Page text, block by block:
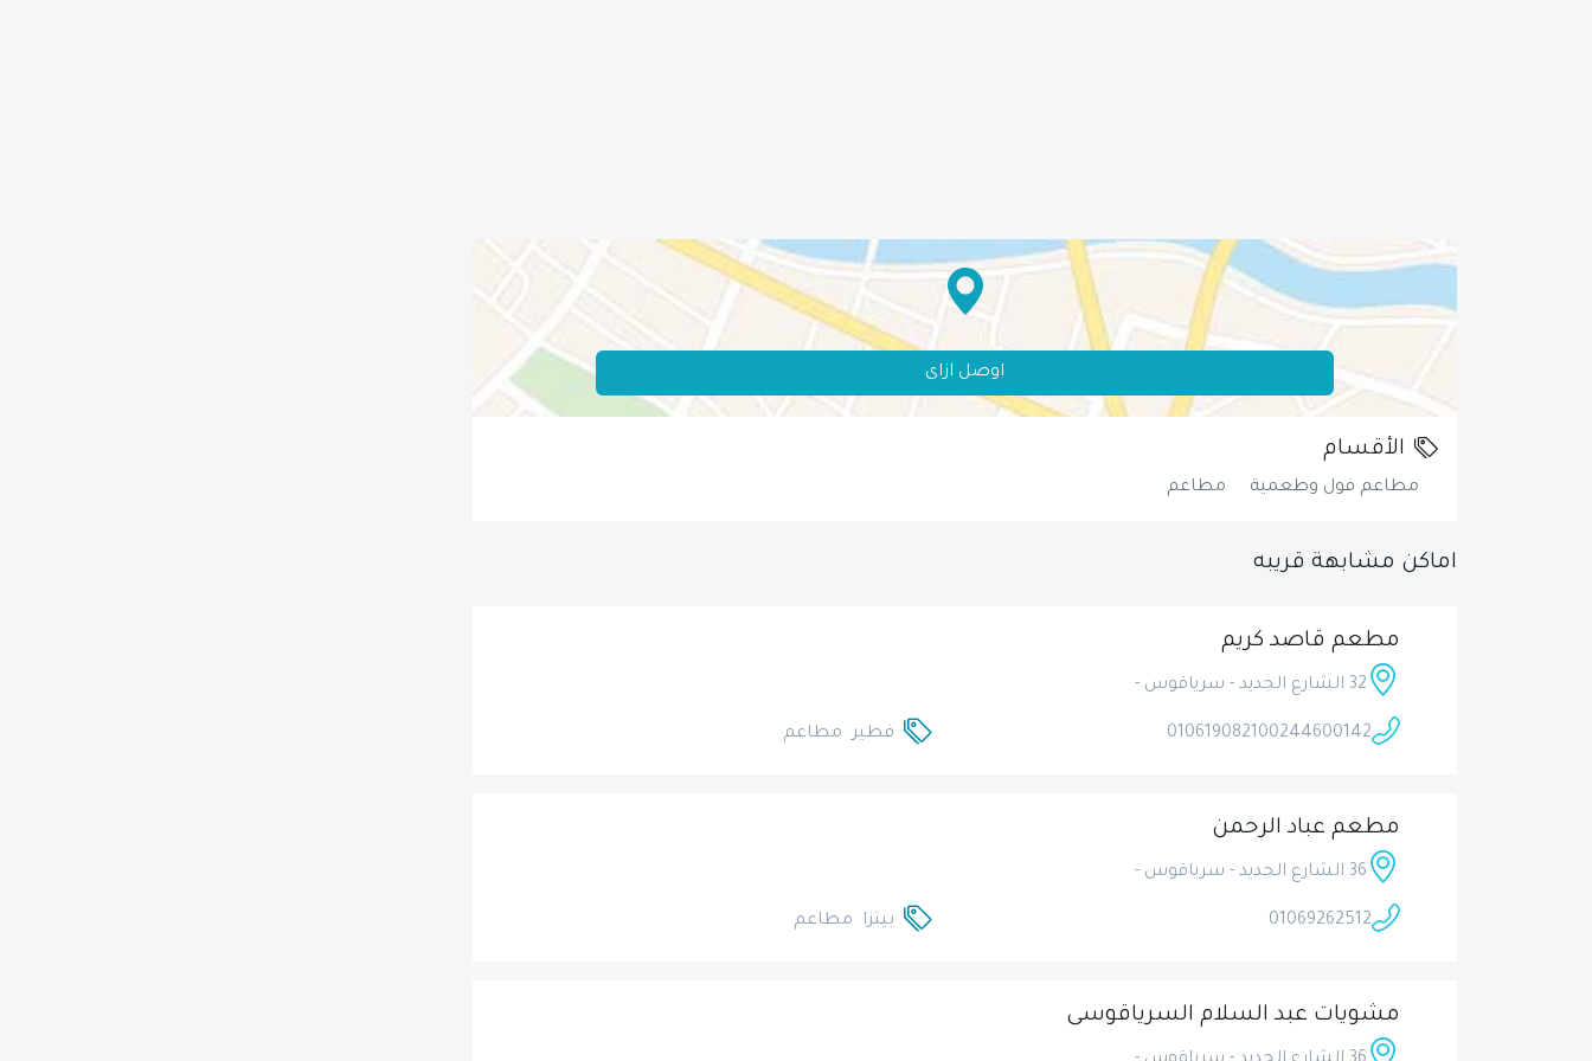
اوصل ازاى
الأقسام
مطاعم فول وطعمية مطاعم
اماكن مشابهة قريبه
مطعم قاصد كريم
32 الشارع الجديد - سرياقوس -
0244600142
01061908210 فطير مطاعم
مطعم عباد الرحمن
36 الشارع الجديد - سرياقوس -
01069262512 بيتزا مطاعم
مشويات عبد السلام السرياقوسى